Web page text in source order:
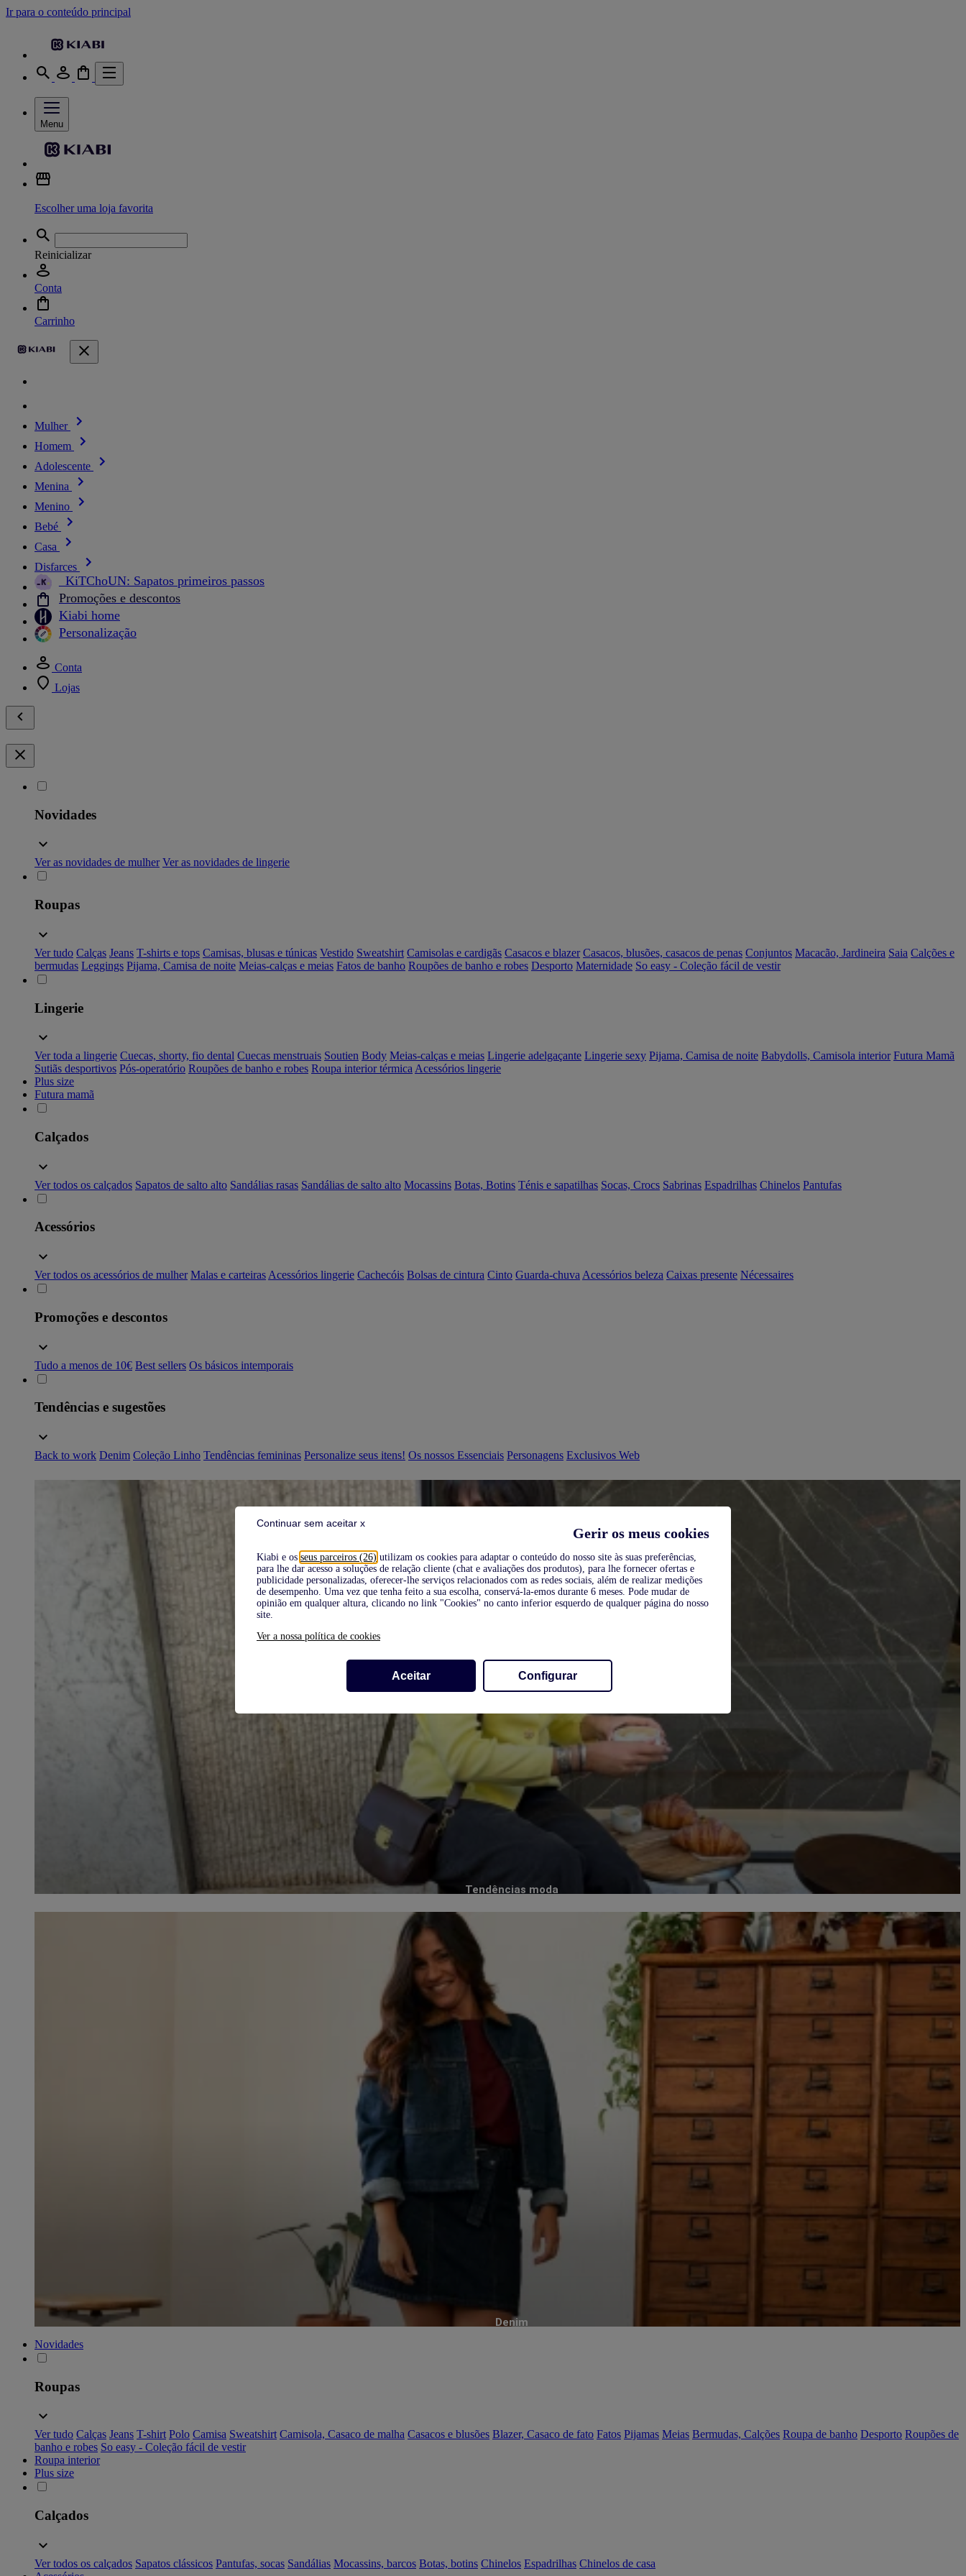
Gerir os meus cookies
Kiabi e os seus parceiros (26) utilizam os cookies para adaptar o conteúdo do nosso site às suas preferências,
para lhe dar acesso a soluções de relação cliente (chat e avaliações dos produtos), para lhe fornecer ofertas e
publicidade personalizadas, oferecer-lhe serviços relacionados com as redes sociais, além de realizar medições
de desempenho. Uma vez que tenha feito a sua escolha, conservá-la-emos durante 6 meses. Pode mudar de
opinião em qualquer altura, clicando no link "Cookies" no canto inferior esquerdo de qualquer página do nosso
site.
Ver a nossa política de cookies
Aceitar Configurar
Continuar sem aceitar x
Ir para o conteúdo principal
Menu
Escolher uma loja favorita
Reinicializar
Conta
Carrinho
Mulher
Homem
Adolescente
Menina
Menino
Bebé
Casa
Disfarces
_KiTChoUN: Sapatos primeiros passos
Promoções e descontos
Kiabi home
Personalização
Conta
Lojas
Novidades
Ver as novidades de mulher Ver as novidades de lingerie
Roupas
Ver tudo Calças Jeans T-shirts e tops Camisas, blusas e túnicas Vestido Sweatshirt Camisolas e cardigãs Casacos e blazer Casacos, blusões, casacos de penas Conjuntos Macacão, Jardineira Saia Calções e
bermudas Leggings Pijama, Camisa de noite Meias-calças e meias Fatos de banho Roupões de banho e robes Desporto Maternidade So easy - Coleção fácil de vestir
Lingerie
Ver toda a lingerie Cuecas, shorty, fio dental Cuecas menstruais Soutien Body Meias-calças e meias Lingerie adelgaçante Lingerie sexy Pijama, Camisa de noite Babydolls, Camisola interior Futura Mamã
Sutiãs desportivos Pós-operatório Roupões de banho e robes Roupa interior térmica Acessórios lingerie
Plus size
Futura mamã
Calçados
Ver todos os calçados Sapatos de salto alto Sandálias rasas Sandálias de salto alto Mocassins Botas, Botins Ténis e sapatilhas Socas, Crocs Sabrinas Espadrilhas Chinelos Pantufas
Acessórios
Ver todos os acessórios de mulher Malas e carteiras Acessórios lingerie Cachecóis Bolsas de cintura Cinto Guarda-chuva Acessórios beleza Caixas presente Nécessaires
Promoções e descontos
Tudo a menos de 10€ Best sellers Os básicos intemporais
Tendências e sugestões
Back to work Denim Coleção Linho Tendências femininas Personalize seus itens! Os nossos Essenciais Personagens Exclusivos Web
Tendências moda
Denim
Novidades
Roupas
Ver tudo Calças Jeans T-shirt Polo Camisa Sweatshirt Camisola, Casaco de malha Casacos e blusões Blazer, Casaco de fato Fatos Pijamas Meias Bermudas, Calções Roupa de banho Desporto Roupões de
banho e robes So easy - Coleção fácil de vestir
Roupa interior
Plus size
Calçados
Ver todos os calçados Sapatos clássicos Pantufas, socas Sandálias Mocassins, barcos Botas, botins Chinelos Espadrilhas Chinelos de casa